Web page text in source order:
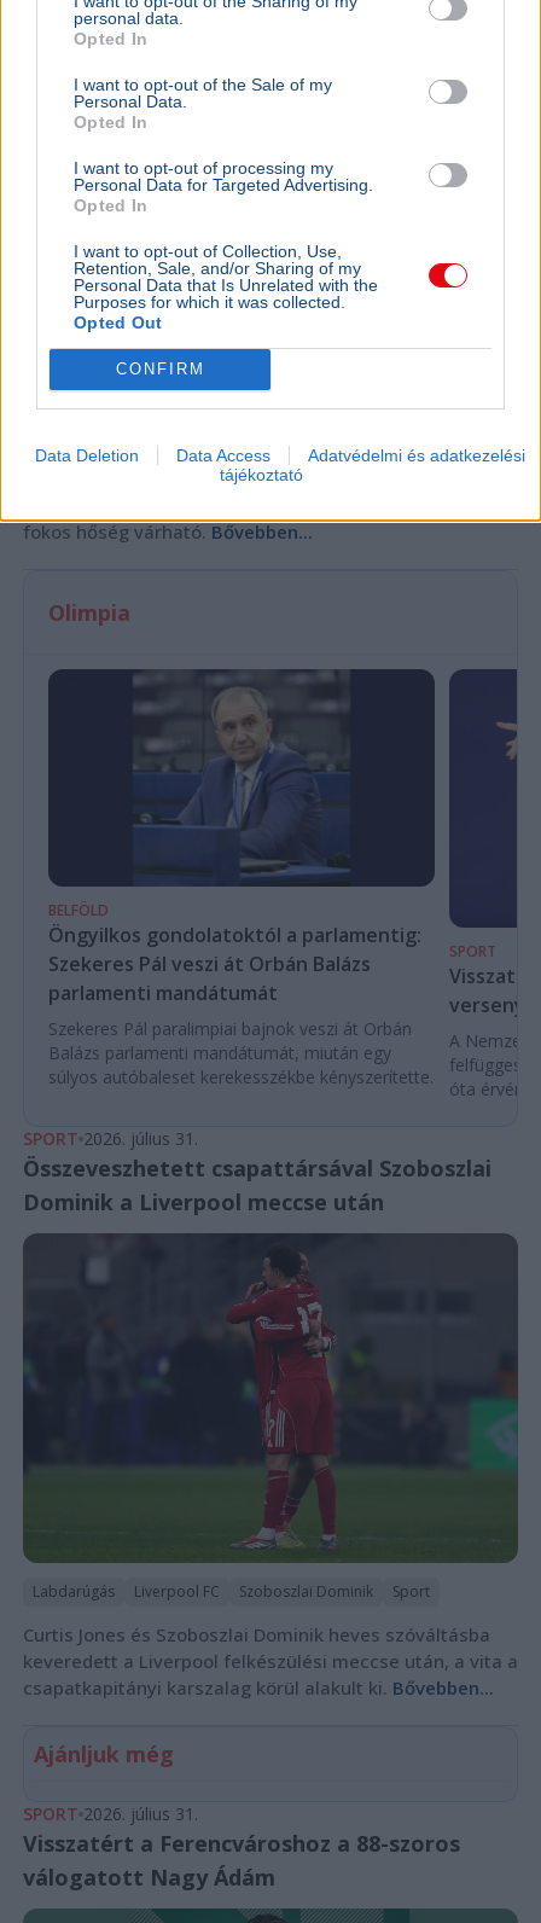
personal data.
Opted In
I want to opt-out of the Sale of my
Personal Data.
Opted In
I want to opt-out of processing my
Personal Data for Targeted Advertising.
Opted In
I want to opt-out of Collection, Use,
Retention, Sale, and/or Sharing of my
Personal Data that Is Unrelated with the
Purposes for which it was collected.
Opted Out
CONFIRM
Data Deletion Data Access
Adatvédelmi és adatkezelési
tájékoztató
Debrecen - Nem enged az MLSZ
Az MLSZ nem módosítja a vasárnapi Újpest–Debrecen
fokos hőség várható.Bővebben...
Olimpia
BELFÖLD
Öngyilkos gondolatoktól a parlamentig:
Szekeres Pál veszi át Orbán Balázs
parlamenti mandátumát
Szekeres Pál paralimpiai bajnok veszi át Orbán
Balázs parlamenti mandátumát, miután egy
súlyos autóbaleset kerekesszékbe kényszerítette.
SPORT
A
óta
SPORT 2026. július 31.
Összeveszhetett csapattársával Szoboszlai
Dominik a Liverpool meccse után
Labdarúgás Liverpool FC Szoboszlai Dominik Sport
Curtis Jones és Szoboszlai Dominik heves szóváltásba
keveredett a Liverpool felkészülési meccse után, a vita a
csapatkapitányi karszalag körül alakult ki. Bővebben...
Ajánljuk még
SPORT 2026. július 31.
Visszatért a Ferencvároshoz a 88-szoros
válogatott Nagy Ádám